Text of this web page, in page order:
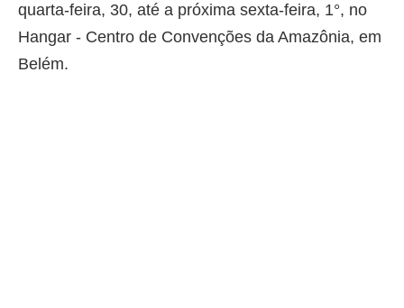
quarta-feira, 30, até a próxima sexta-feira, 1°, no
Hangar - Centro de Convenções da Amazônia, em
Belém.